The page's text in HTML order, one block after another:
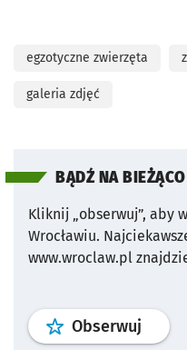
egzotyczne zwierzęta
galeria zdjęć
BĄDŹ NA
Kliknij „obserwuj”, aby
Wrocławiu.
www.wroclaw.pl
Obserwuj profil